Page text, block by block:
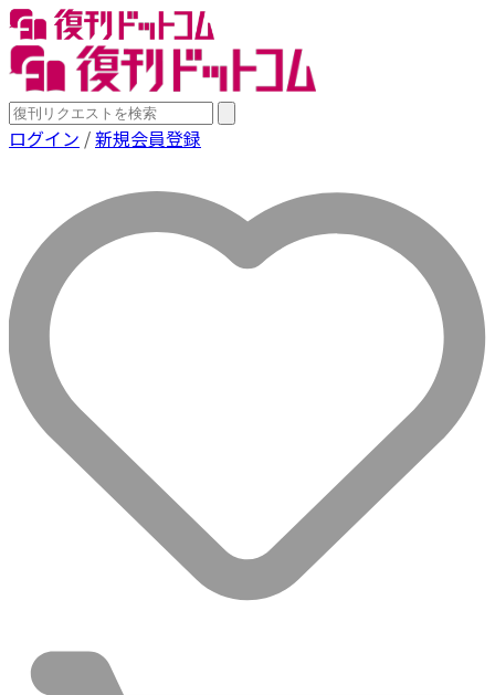
ログイン /新規会員登録